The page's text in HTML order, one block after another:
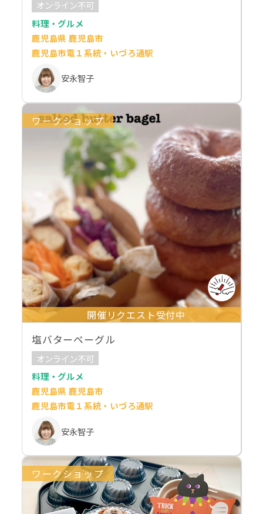
オンライン不可
料理・グルメ
鹿児島県 鹿児島市
鹿児島市電１系統・いづろ通駅
安永智子
ワークショップ
開催リクエスト受付中
塩バターベーグル
オンライン不可
料理・グルメ
鹿児島県 鹿児島市
鹿児島市電１系統・いづろ通駅
安永智子
ワークショップ